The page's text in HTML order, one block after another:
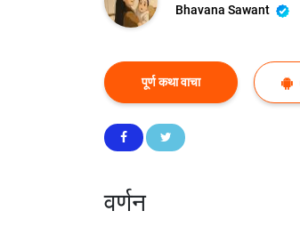
Bhavana Sawant
पूर्ण कथा वाचा
वर्णन